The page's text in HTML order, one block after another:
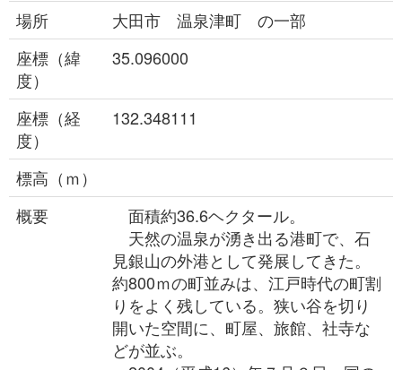
場所
大田市 温泉津町 の一部
座標（緯
度）
35.096000
座標（経
度）
132.348111
標高（ｍ）
概要
面積約36.6ヘクタール。
天然の温泉が湧き出る港町で、石
見銀山の外港として発展してきた。
約800ｍの町並みは、江戸時代の町割
りをよく残している。狭い谷を切り
開いた空間に、町屋、旅館、社寺な
どが並ぶ。